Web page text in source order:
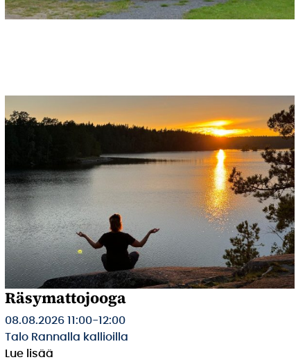
Räsymattojooga
08.08.2026 11:00-12:00
Talo Rannalla kallioilla
Lue lisää